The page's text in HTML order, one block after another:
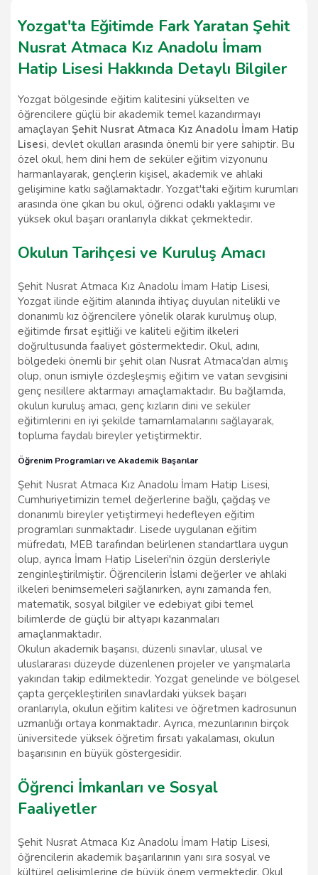
Yozgat'ta Eğitimde Fark Yaratan Şehit
Nusrat Atmaca Kız Anadolu İmam
Hatip Lisesi Hakkında Detaylı Bilgiler
Yozgat bölgesinde eğitim kalitesini yükselten ve
öğrencilere güçlü bir akademik temel kazandırmayı
amaçlayan Şehit Nusrat Atmaca Kız Anadolu İmam Hatip
Lisesi, devlet okulları arasında önemli bir yere sahiptir. Bu
özel okul, hem dini hem de seküler eğitim vizyonunu
harmanlayarak, gençlerin kişisel, akademik ve ahlaki
gelişimine katkı sağlamaktadır. Yozgat'taki eğitim kurumları
arasında öne çıkan bu okul, öğrenci odaklı yaklaşımı ve
yüksek okul başarı oranlarıyla dikkat çekmektedir.
Okulun Tarihçesi ve Kuruluş Amacı
Şehit Nusrat Atmaca Kız Anadolu İmam Hatip Lisesi,
Yozgat ilinde eğitim alanında ihtiyaç duyulan nitelikli ve
donanımlı kız öğrencilere yönelik olarak kurulmuş olup,
eğitimde fırsat eşitliği ve kaliteli eğitim ilkeleri
doğrultusunda faaliyet göstermektedir. Okul, adını,
bölgedeki önemli bir şehit olan Nusrat Atmaca’dan almış
olup, onun ismiyle özdeşleşmiş eğitim ve vatan sevgisini
genç nesillere aktarmayı amaçlamaktadır. Bu bağlamda,
okulun kuruluş amacı, genç kızların dini ve seküler
eğitimlerini en iyi şekilde tamamlamalarını sağlayarak,
topluma faydalı bireyler yetiştirmektir.
Öğrenim Programları ve Akademik Başarılar
Şehit Nusrat Atmaca Kız Anadolu İmam Hatip Lisesi,
Cumhuriyetimizin temel değerlerine bağlı, çağdaş ve
donanımlı bireyler yetiştirmeyi hedefleyen eğitim
programları sunmaktadır. Lisede uygulanan eğitim
müfredatı, MEB tarafından belirlenen standartlara uygun
olup, ayrıca İmam Hatip Liseleri'nin özgün dersleriyle
zenginleştirilmiştir. Öğrencilerin İslami değerler ve ahlaki
ilkeleri benimsemeleri sağlanırken, aynı zamanda fen,
matematik, sosyal bilgiler ve edebiyat gibi temel
bilimlerde de güçlü bir altyapı kazanmaları
amaçlanmaktadır.
Okulun akademik başarısı, düzenli sınavlar, ulusal ve
uluslararası düzeyde düzenlenen projeler ve yarışmalarla
yakından takip edilmektedir. Yozgat genelinde ve bölgesel
çapta gerçekleştirilen sınavlardaki yüksek başarı
oranlarıyla, okulun eğitim kalitesi ve öğretmen kadrosunun
uzmanlığı ortaya konmaktadır. Ayrıca, mezunlarının birçok
üniversitede yüksek öğretim fırsatı yakalaması, okulun
başarısının en büyük göstergesidir.
Öğrenci İmkanları ve Sosyal
Faaliyetler
Şehit Nusrat Atmaca Kız Anadolu İmam Hatip Lisesi,
öğrencilerin akademik başarılarının yanı sıra sosyal ve
kültürel gelişimlerine de büyük önem vermektedir. Okul